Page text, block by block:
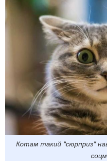
Котам такий "сюрприз"